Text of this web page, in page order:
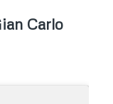
Carlo